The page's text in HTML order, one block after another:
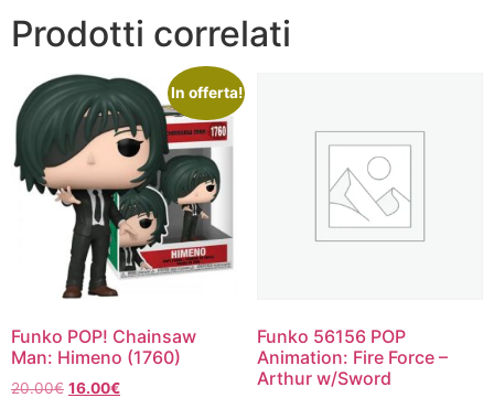
Prodotti correlati
In offerta!
Funko POP! Chainsaw
Man: Himeno (1760)
20.00€ Il
16.00€Il
Funko 56156 POP
Animation: Fire Force –
Arthur w/Sword